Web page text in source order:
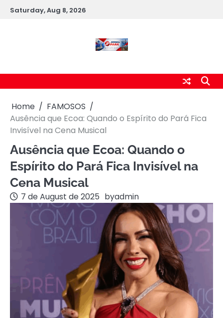
SkipSaturday, Aug 8, 2026
Home
FAMOSOS
Ausência que Ecoa: Quando o Espírito do Pará Fica
Invisível na Cena Musical
Ausência que Ecoa: Quando o
Espírito do Pará Fica Invisível na
Cena Musical
7 de August de 2025 byadmin